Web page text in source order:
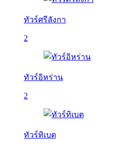
ทัวร์ศรีลังกา
2
ทัวร์อิหร่าน
2
ทัวร์ทิเบต